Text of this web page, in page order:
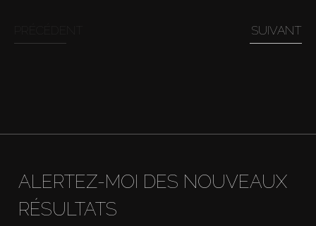
About Us
SUIVANT
ALERTEZ-MOI DES NOUVEAUX
RÉSULTATS